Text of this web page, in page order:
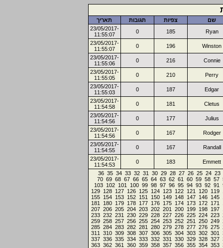
שם צפיות תגובות
תאריך
Ryan
185
0
23/05/2017-
11:55:07
Winston
196
0
23/05/2017-
11:55:07
Connie
216
0
23/05/2017-
11:55:06
Perry
210
0
23/05/2017-
11:55:05
Edgar
187
0
23/05/2017-
11:55:03
Cletus
181
0
23/05/2017-
11:54:58
Julius
177
0
23/05/2017-
11:54:56
Rodger
167
0
23/05/2017-
11:54:56
Randall
167
0
23/05/2017-
11:54:55
Emmett
183
0
23/05/2017-
11:54:53
23
24
25
26
27
28
29
30
31
32
33
34
35
36
57
58
59
60
61
62
63
64
65
66
67
68
69
70
91
92
93
94
95
96
97
98
99
100
101
102
103
119
120
121
122
123
124
125
126
127
128
129
145
146
147
148
149
150
151
152
153
154
155
171
172
173
174
175
176
177
178
179
180
181
197
198
199
200
201
202
203
204
205
206
207
223
224
225
226
227
228
229
230
231
232
233
249
250
251
252
253
254
255
256
257
258
259
275
276
277
278
279
280
281
282
283
284
285
301
302
303
304
305
306
307
308
309
310
311
327
328
329
330
331
332
333
334
335
336
337
353
354
355
356
357
358
359
360
361
362
363